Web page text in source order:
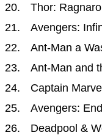
Thor:
Avengers:
Ant-Man a
Ant-Man and
Captain
Avengers:
Deadpool &